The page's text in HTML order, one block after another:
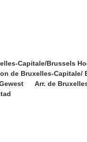
Capitale/Brussels
de Bruxelles-Capitale/
Arr. de